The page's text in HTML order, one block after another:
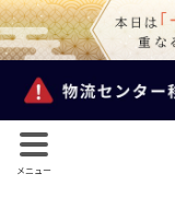
メニュー